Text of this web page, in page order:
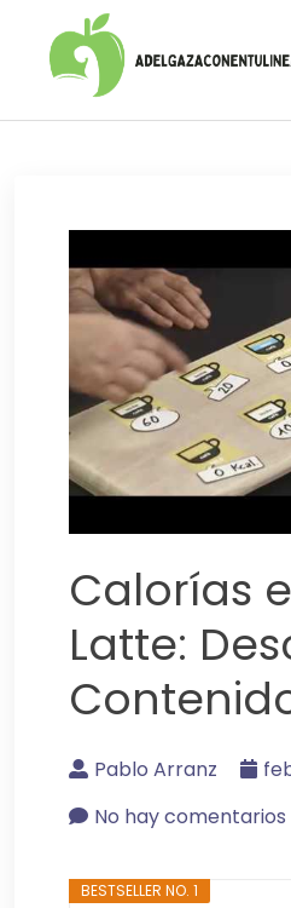
Calorías
Latte:
Pablo Arranz
No hay comentarios
BESTSELLER NO. 1